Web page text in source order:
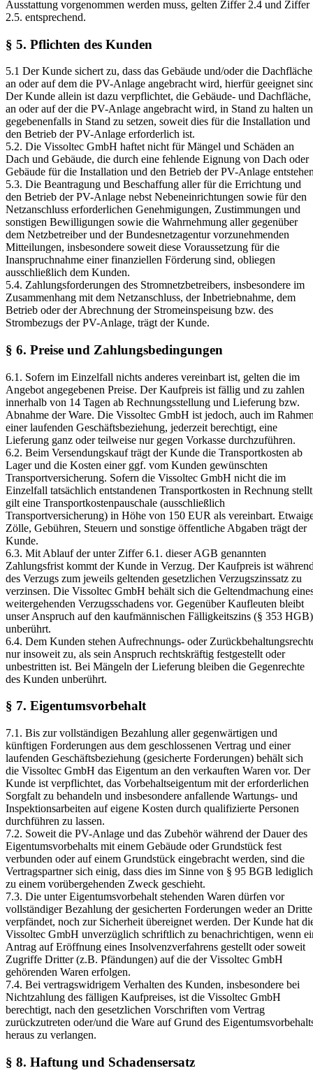
Ausstattung vorgenommen werden muss, gelten Ziffer 2.4 und Ziffer
2.5. entsprechend.
§ 5. Pflichten des Kunden
5.1 Der Kunde sichert zu, dass das Gebäude und/oder die
an oder auf dem die PV-Anlage angebracht wird, hierfür geeignet
Der Kunde allein ist dazu verpflichtet, die Gebäude- und Dachfläche,
an oder auf der die PV-Anlage angebracht wird, in Stand zu halten
gegebenenfalls in Stand zu setzen, soweit dies für die Installation und
den Betrieb der PV-Anlage erforderlich ist.
5.2. Die Vissoltec GmbH haftet nicht für Mängel und Schäden an
Dach und Gebäude, die durch eine fehlende Eignung von Dach oder
Gebäude für die Installation und den Betrieb der PV-Anlage
5.3. Die Beantragung und Beschaffung aller für die Errichtung und
den Betrieb der PV-Anlage nebst Nebeneinrichtungen sowie für den
Netzanschluss erforderlichen Genehmigungen, Zustimmungen und
sonstigen Bewilligungen sowie die Wahrnehmung aller gegenüber
dem Netzbetreiber und der Bundesnetzagentur vorzunehmenden
Mitteilungen, insbesondere soweit diese Voraussetzung für die
Inanspruchnahme einer finanziellen Förderung sind, obliegen
ausschließlich dem Kunden.
5.4. Zahlungsforderungen des Stromnetzbetreibers, insbesondere im
Zusammenhang mit dem Netzanschluss, der Inbetriebnahme, dem
Betrieb oder der Abrechnung der Stromeinspeisung bzw. des
Strombezugs der PV-Anlage, trägt der Kunde.
§ 6. Preise und Zahlungsbedingungen
6.1. Sofern im Einzelfall nichts anderes vereinbart ist, gelten die im
Angebot angegebenen Preise. Der Kaufpreis ist fällig und zu zahlen
innerhalb von 14 Tagen ab Rechnungsstellung und Lieferung bzw.
Abnahme der Ware. Die Vissoltec GmbH ist jedoch, auch im
einer laufenden Geschäftsbeziehung, jederzeit berechtigt, eine
Lieferung ganz oder teilweise nur gegen Vorkasse durchzuführen.
6.2. Beim Versendungskauf trägt der Kunde die Transportkosten ab
Lager und die Kosten einer ggf. vom Kunden gewünschten
Transportversicherung. Sofern die Vissoltec GmbH nicht die im
Einzelfall tatsächlich entstandenen Transportkosten in Rechnung
gilt eine Transportkostenpauschale (ausschließlich
Transportversicherung) in Höhe von 150 EUR als vereinbart.
Zölle, Gebühren, Steuern und sonstige öffentliche Abgaben trägt der
Kunde.
6.3. Mit Ablauf der unter Ziffer 6.1. dieser AGB genannten
Zahlungsfrist kommt der Kunde in Verzug. Der Kaufpreis ist
des Verzugs zum jeweils geltenden gesetzlichen Verzugszinssatz zu
verzinsen. Die Vissoltec GmbH behält sich die Geltendmachung
weitergehenden Verzugsschadens vor. Gegenüber Kaufleuten bleibt
unser Anspruch auf den kaufmännischen Fälligkeitszins (§ 353 HGB)
unberührt.
6.4. Dem Kunden stehen Aufrechnungs- oder
nur insoweit zu, als sein Anspruch rechtskräftig festgestellt oder
unbestritten ist. Bei Mängeln der Lieferung bleiben die Gegenrechte
des Kunden unberührt.
§ 7. Eigentumsvorbehalt
7.1. Bis zur vollständigen Bezahlung aller gegenwärtigen und
künftigen Forderungen aus dem geschlossenen Vertrag und einer
laufenden Geschäftsbeziehung (gesicherte Forderungen) behält sich
die Vissoltec GmbH das Eigentum an den verkauften Waren vor. Der
Kunde ist verpflichtet, das Vorbehaltseigentum mit der erforderlichen
Sorgfalt zu behandeln und insbesondere anfallende Wartungs- und
Inspektionsarbeiten auf eigene Kosten durch qualifizierte Personen
durchführen zu lassen.
7.2. Soweit die PV-Anlage und das Zubehör während der Dauer des
Eigentumsvorbehalts mit einem Gebäude oder Grundstück fest
verbunden oder auf einem Grundstück eingebracht werden, sind die
Vertragspartner sich einig, dass dies im Sinne von § 95 BGB lediglich
zu einem vorübergehenden Zweck geschieht.
7.3. Die unter Eigentumsvorbehalt stehenden Waren dürfen vor
vollständiger Bezahlung der gesicherten Forderungen weder an Dritte
verpfändet, noch zur Sicherheit übereignet werden. Der Kunde hat
Vissoltec GmbH unverzüglich schriftlich zu benachrichtigen, wenn
Antrag auf Eröffnung eines Insolvenzverfahrens gestellt oder soweit
Zugriffe Dritter (z.B. Pfändungen) auf die der Vissoltec GmbH
gehörenden Waren erfolgen.
7.4. Bei vertragswidrigem Verhalten des Kunden, insbesondere bei
Nichtzahlung des fälligen Kaufpreises, ist die Vissoltec GmbH
berechtigt, nach den gesetzlichen Vorschriften vom Vertrag
zurückzutreten oder/und die Ware auf Grund des
heraus zu verlangen.
§ 8. Haftung und Schadensersatz